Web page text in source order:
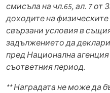
смисъла на чл.65, ал. 7 от
доходите на
свързани условия в
задължението да
пред Национална
съответния период.
** Наградата не може да